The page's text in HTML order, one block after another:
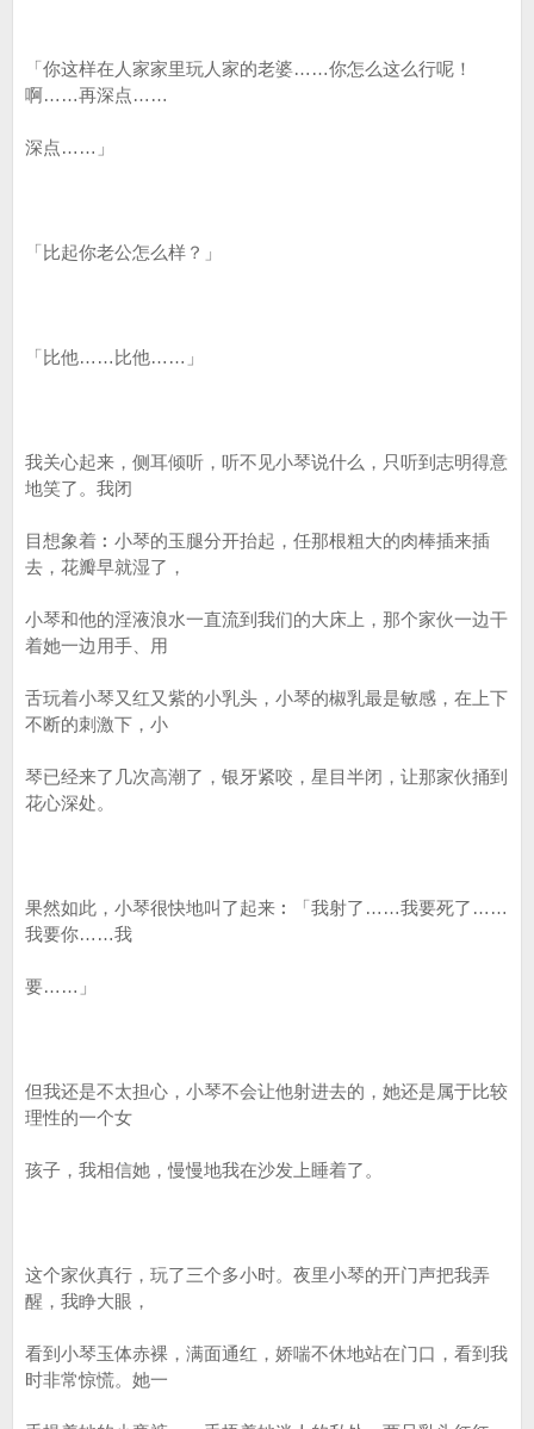
「你这样在人家家里玩人家的老婆……你怎么这么行呢！
啊……再深点……
深点……」
「比起你老公怎么样？」
「比他……比他……」
我关心起来，侧耳倾听，听不见小琴说什么，只听到志明得意
地笑了。我闭
目想象着︰小琴的玉腿分开抬起，任那根粗大的肉棒插来插
去，花瓣早就湿了，
小琴和他的淫液浪水一直流到我们的大床上，那个家伙一边干
着她一边用手、用
舌玩着小琴又红又紫的小乳头，小琴的椒乳最是敏感，在上下
不断的刺激下，小
琴已经来了几次高潮了，银牙紧咬，星目半闭，让那家伙捅到
花心深处。
果然如此，小琴很快地叫了起来︰「我射了……我要死了……
我要你……我
要……」
但我还是不太担心，小琴不会让他射进去的，她还是属于比较
理性的一个女
孩子，我相信她，慢慢地我在沙发上睡着了。
这个家伙真行，玩了三个多小时。夜里小琴的开门声把我弄
醒，我睁大眼，
看到小琴玉体赤裸，满面通红，娇喘不休地站在门口，看到我
时非常惊慌。她一